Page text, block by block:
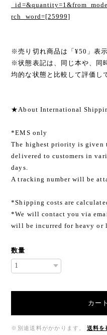
rch_word=[25999]
※売り切れ商品は「¥50」表
※状態表記は、同じ本や、同
均的な状態と比較して評価し
★About International
*EMS only
The highest priority is
delivered to customers in
days.
A tracking number will be
*Shipping costs are
*We will contact you via
will be incurred for heavy or
数量
カー
※別途送料がかかります。
送料を